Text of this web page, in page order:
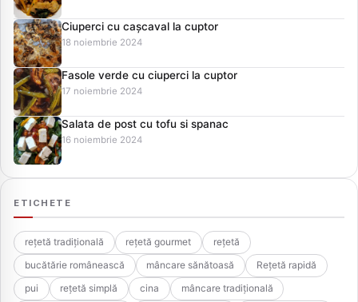
Ciuperci cu cașcaval la cuptor
18 noiembrie 2024
Fasole verde cu ciuperci la cuptor
17 noiembrie 2024
Salata de post cu tofu si spanac
16 noiembrie 2024
ETICHETE
rețetă tradițională rețetă gourmet
rețetă
bucătărie românească
mâncare sănătoasă
Rețetă rapidă
pui
rețetă simplă cina
mâncare tradițională